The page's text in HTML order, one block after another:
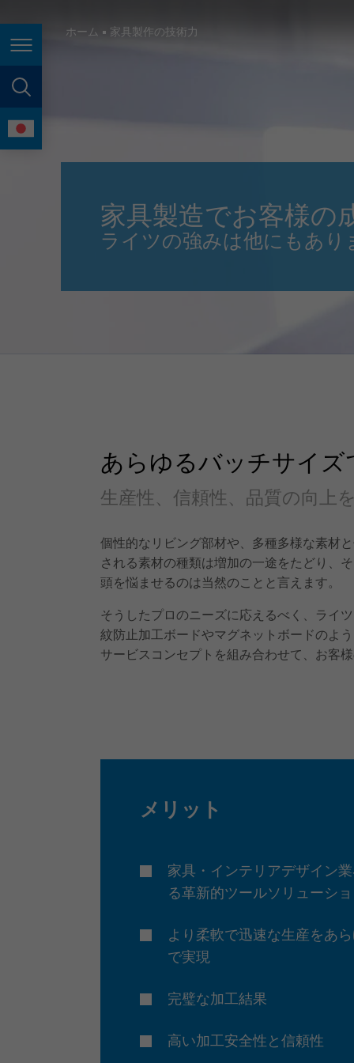
page search
language
Japan (日本)
Magyarország
Malaysia
México
ホーム 家具製作の技術力
家具製造でお客様の
ライツの強みは他にもあり
あらゆるバッチサイ
生産性、信頼性、品質の向上
個性的なリビング部材や、多種多様な素材
される素材の種類は増加の一途をたどり、
頭を悩ませるのは当然のことと言えます。
そうしたプロのニーズに応えるべく、ライ
紋防止加工ボードやマグネットボードのよ
サービスコンセプトを組み合わせて、お客
メリット
家具・インテリアデザイン
る革新的ツールソリューシ
より柔軟で迅速な生産をあ
で実現
完璧な加工結果
高い加工安全性と信頼性